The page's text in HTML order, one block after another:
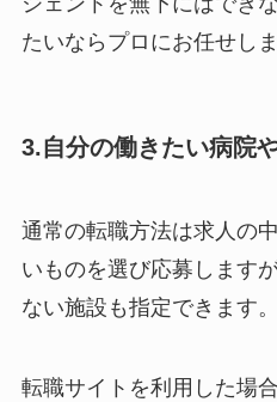
たいならプロにお任せしま
3.自分の働きたい病院
通常の転職方法は求人の
いものを選び応募します
ない施設も指定できます。
転職サイトを利用した場